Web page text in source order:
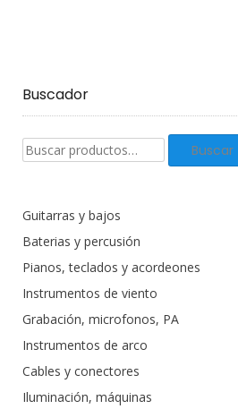
Buscador
Buscar
productos:
Buscar
Guitarras y bajos
Baterias y percusión
Pianos, teclados y acordeones
Instrumentos de viento
Grabación, microfonos, PA
Instrumentos de arco
Cables y conectores
Iluminación, máquinas